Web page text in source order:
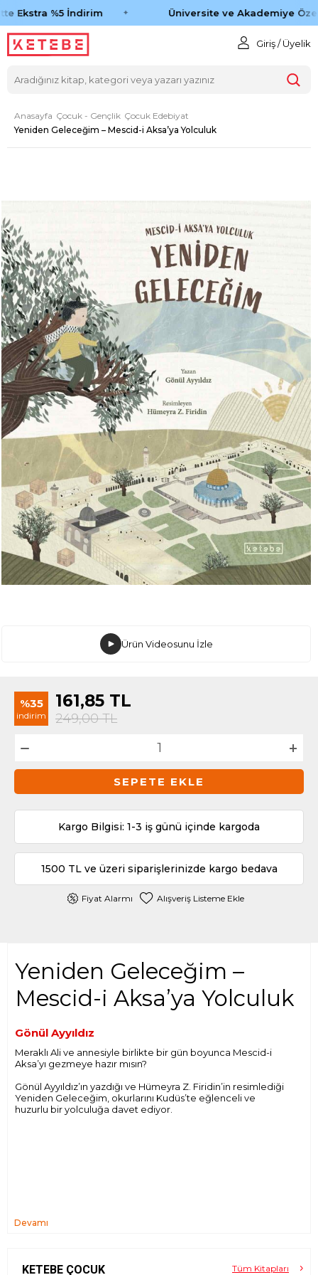
Ekstra %5 İndirim Üniversite ve Akademiye
Giriş / Üyelik
Anasayfa Çocuk - Gençlik Çocuk Edebiyat
Yeniden Geleceğim – Mescid-i Aksa’ya Yolculuk
Ürün Videosunu İzle
%35
indirim
161,85 TL
249,00TL
SEPETE EKLE
Kargo Bilgisi: 1-3 iş günü içinde kargoda
1500 TL ve üzeri siparişlerinizde kargo bedava
Fiyat Alarmı Alışveriş Listeme Ekle
Yeniden Geleceğim –
Mescid-i Aksa’ya Yolculuk
Gönül Ayyıldız
Meraklı Ali ve annesiyle birlikte bir gün boyunca Mescid-i
Aksa’yı gezmeye hazır mısın?
Gönül Ayyıldız’ın yazdığı ve Hümeyra Z. Firidin’in resimlediği
Yeniden Geleceğim, okurlarını Kudüs’te eğlenceli ve
huzurlu bir yolculuğa davet ediyor.
Devamı
KETEBE ÇOCUK Tüm Kitapları